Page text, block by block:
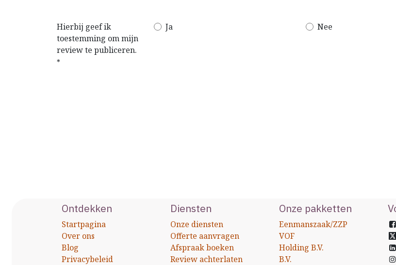
Hierbij geef ik
toestemming om mijn
review te publiceren.
*
Ja Nee
Ontdekken
Startpagina
Over ons
Blog
Privacybeleid
Diensten
Onze diensten
Offerte aanvragen
Afspraak boeken
Review achterlaten
Onze pakketten
Eenmanszaak/ZZP
VOF
Holding B.V.
B.V.